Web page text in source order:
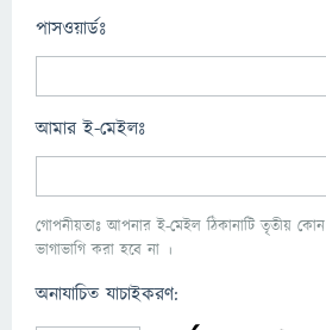
পাসওয়ার্ডঃ
আমার ই-মেইলঃ
গোপনীয়তাঃ আপনার ই-মেইল ঠিকানাটি তৃতীয় কোন
ভাগাভাগি করা হবে না ।
অনাযাচিত যাচাইকরণ: